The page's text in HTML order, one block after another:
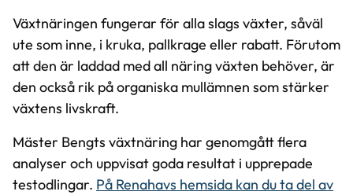
Växtnäringen fungerar för alla slags växter, såväl
ute som inne, i kruka, pallkrage eller rabatt. Förutom
att den är laddad med all näring växten behöver, är
den också rik på organiska mullämnen som stärker
växtens livskraft.
Mäster Bengts växtnäring har genomgått flera
analyser och uppvisat goda resultat i upprepade
testodlingar. På Renahavs hemsida kan du ta del av